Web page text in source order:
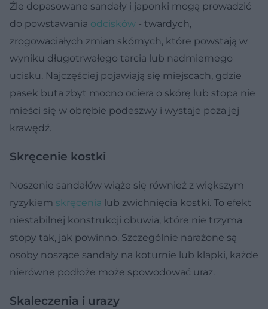
Źle dopasowane sandały i japonki mogą prowadzić
do powstawania odcisków - twardych,
zrogowaciałych zmian skórnych, które powstają w
wyniku długotrwałego tarcia lub nadmiernego
ucisku. Najczęściej pojawiają się miejscach, gdzie
pasek buta zbyt mocno ociera o skórę lub stopa nie
mieści się w obrębie podeszwy i wystaje poza jej
krawędź.
Skręcenie kostki
Noszenie sandałów wiąże się również z większym
ryzykiem skręcenia lub zwichnięcia kostki. To efekt
niestabilnej konstrukcji obuwia, które nie trzyma
stopy tak, jak powinno. Szczególnie narażone są
osoby noszące sandały na koturnie lub klapki, każde
nierówne podłoże może spowodować uraz.
Skaleczenia i urazy